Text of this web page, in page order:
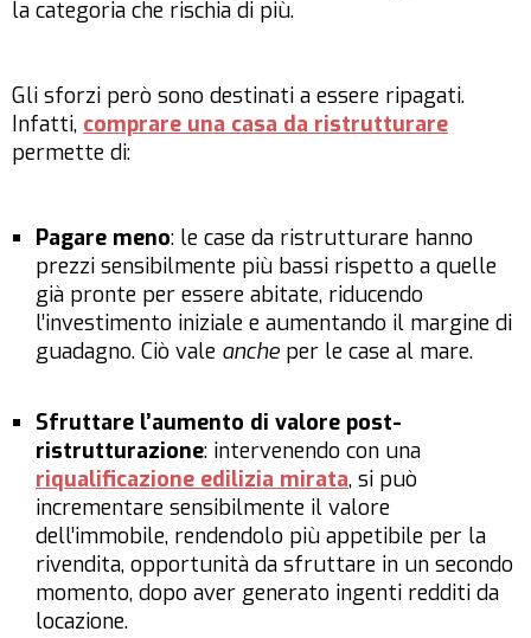
la categoria che rischia di più.
Gli sforzi però sono destinati a essere ripagati.
Infatti, comprare una casa da ristrutturare
permette di:
Pagare meno: le case da ristrutturare hanno
prezzi sensibilmente più bassi rispetto a quelle
già pronte per essere abitate, riducendo
l’investimento iniziale e aumentando il margine di
guadagno. Ciò vale anche per le case al mare.
Sfruttare l’aumento di valore post-
ristrutturazione: intervenendo con una
riqualificazione edilizia mirata, si può
incrementare sensibilmente il valore
dell’immobile, rendendolo più appetibile per la
rivendita, opportunità da sfruttare in un secondo
momento, dopo aver generato ingenti redditi da
locazione.